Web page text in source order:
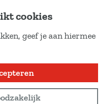
cookies
geef je aan hiermee
Download route
in
Zorgvlied